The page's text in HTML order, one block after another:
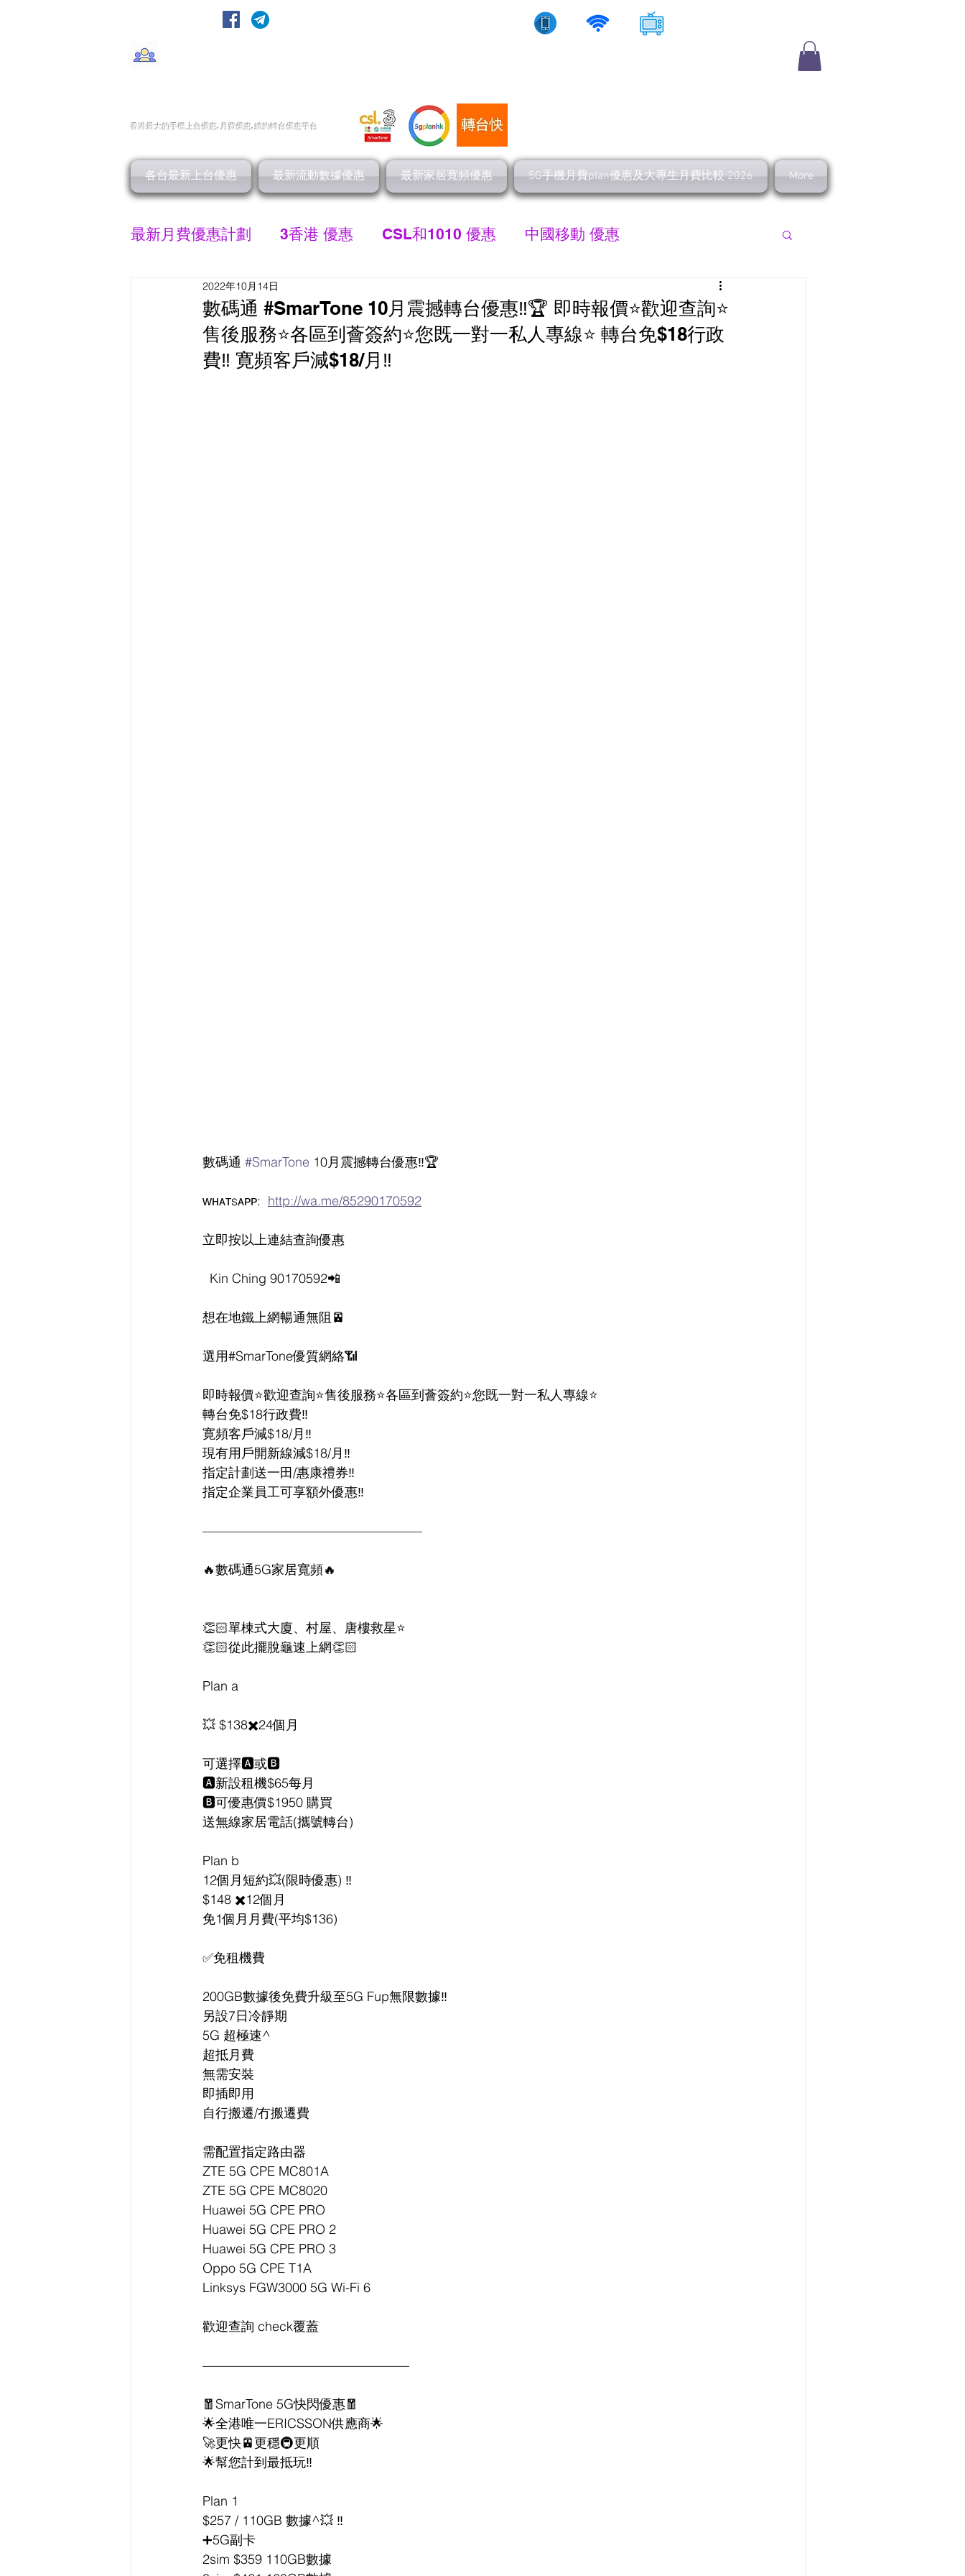
香港最大的手機上台優惠, 月費優惠,續約轉台優惠平台
各台最新上台優惠 最新流動數據優惠 最新家居寬頻優惠 5G手機月費plan優惠及大專生月費比較 2026 More
最新月費優惠計劃 3香港 優惠 CSL和1010 優惠 中國移動 優惠
SMARTONE 優惠 網上行 寬頻優惠
最新流動數據優惠 香港寬頻 優惠 NOW 優惠 中國電信 優惠 PCCW 寬頻優惠
數碼通 #SmarTone 10月震撼轉台優惠‼️🏆 即時報價⭐️歡迎查詢⭐️
售後服務⭐️各區到薈簽約⭐️您既一對一私人專線⭐️ 轉台免$18行政
費‼️ 寛頻客戶減$18/月‼️
2022年10月14日
數碼通 #SmarTone 10月震撼轉台優惠‼️🏆
ᴡʜᴀᴛsᴀᴘᴘ: http://wa.me/85290170592
立即按以上連結查詢優惠
  Kin Ching 90170592📲
想在地鐵上網暢通無阻🚈
選用#SmarTone優質網絡📶
即時報價⭐️歡迎查詢⭐️售後服務⭐️各區到薈簽約⭐️您既一對一私人專線⭐️
轉台免$18行政費‼️
寛頻客戶減$18/月‼️
現有用戶開新線減$18/月‼️
指定計劃送一田/惠康禮券‼️
指定企業員工可享額外優惠‼️
—————————————————
🔥數碼通5G家居寬頻🔥
👏🏻單棟式大廈、村屋、唐樓救星⭐️
👏🏻從此擺脫龜速上網👏🏻
Plan a
💥 $138✖️24個月
可選擇🅰️或🅱️
🅰️新設租機$65每月
🅱️可優惠價$1950 購買
送無線家居電話(攜號轉台)
Plan b
12個月短約💥(限時優惠) ‼️
$148 ✖️12個月
免1個月月費(平均$136)
✅免租機費
200GB數據後免費升級至5G Fup無限數據‼️
另設7日冷靜期
5G 超極速^
超抵月費
無需安裝
即插即用
自行搬遷/冇搬遷費
需配置指定路由器
ZTE 5G CPE MC801A
ZTE 5G CPE MC8020
Huawei 5G CPE PRO
Huawei 5G CPE PRO 2
Huawei 5G CPE PRO 3
Oppo 5G CPE T1A
Linksys FGW3000 5G Wi-Fi 6
歡迎查詢 check覆蓋
————————————————
🧧SmarTone 5G快閃優惠🧧
🌟全港唯一ERICSSON供應商🌟
🚀更快🚈更穩🚇更順
🌟幫您計到最抵玩‼️
Plan 1
$257 / 110GB 數據^💥 ‼️
➕5G副卡
2sim $359 110GB數據